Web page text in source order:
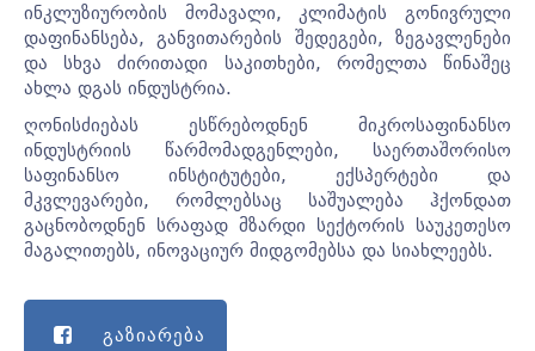
ინკლუზიურობის მომავალი, კლიმატის გონივრული
დაფინანსება, განვითარების შედეგები, ზეგავლენები
და სხვა ძირითადი საკითხები, რომელთა წინაშეც
ახლა დგას ინდუსტრია.
ღონისძიებას ესწრებოდნენ მიკროსაფინანსო
ინდუსტრიის წარმომადგენლები, საერთაშორისო
საფინანსო ინსტიტუტები, ექსპერტები და
მკვლევარები, რომლებსაც საშუალება ჰქონდათ
გაცნობოდნენ სრაფად მზარდი სექტორის საუკეთესო
მაგალითებს, ინოვაციურ მიდგომებსა და სიახლეებს.
გაზიარება